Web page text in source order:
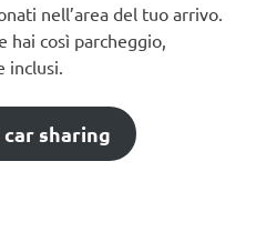
nell’area del tuo arrivo.
hai così parcheggio,
inclusi.
sharing